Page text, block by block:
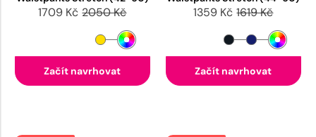
1709 Kč 2050 Kč
Začít navrhovat
1359 Kč 1619 Kč
Začít navrhovat